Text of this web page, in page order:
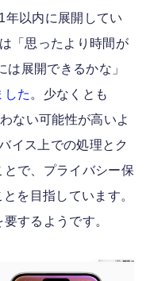
年以内に展開してい
「思ったより時間が
展開できるかな」
した 。少なくとも
ない可能性が高いよ
イス上での処理とク
で、プライバシー保
を目指しています。
するようです。